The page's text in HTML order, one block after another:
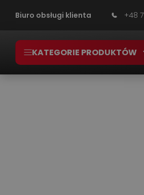
Biuro obsługi klienta +48
KATEGORIE PRODUKTÓW